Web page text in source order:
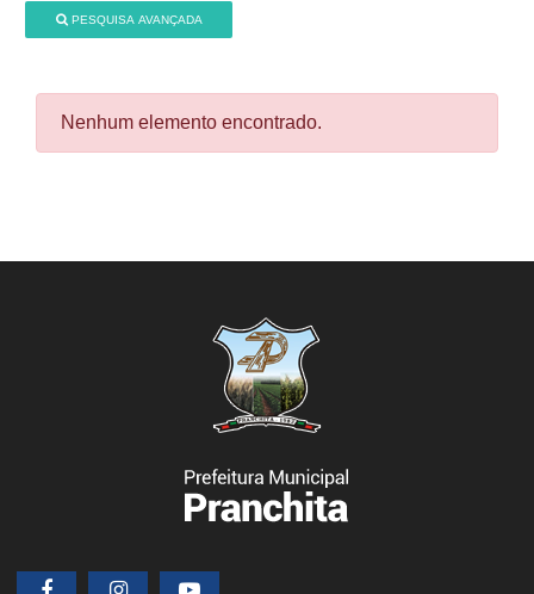
PESQUISA AVANÇADA
Nenhum elemento encontrado.